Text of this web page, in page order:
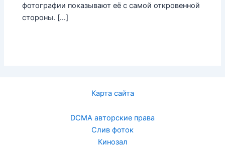
фотографии показывают её с самой откровенной
стороны. […]
Карта сайта
DCMA авторские права
Слив фоток
Кинозал